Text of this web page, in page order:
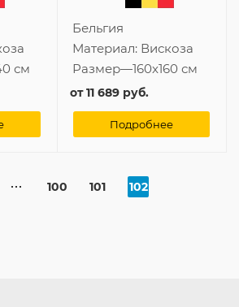
см
Бельгия
Материал: Вискоза
Размер—160x160 см
от11 689 руб.
Подробнее
100 101 102